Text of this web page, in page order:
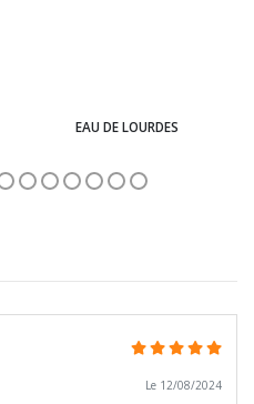
EAU DE LOURDES
Le 12/08/2024